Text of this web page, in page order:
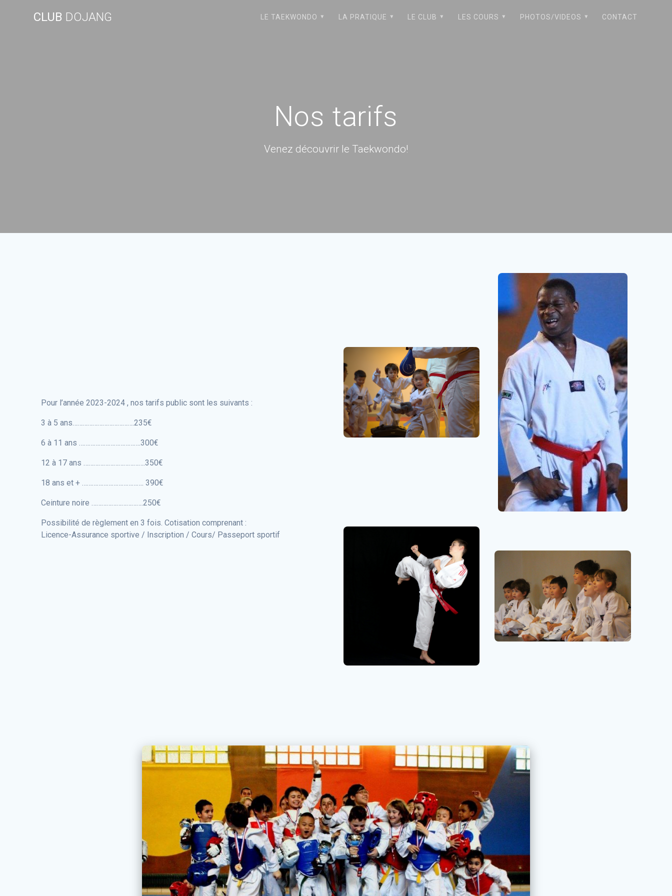
CLUB DOJANG LE TAEKWONDO LA PRATIQUE LE CLUB LES COURS PHOTOS/VIDEOS CONTACT
Nos tarifs
Venez découvrir le Taekwondo!
Pour l’année 2023-2024 , nos tarifs public sont les suivants :
3 à 5 ans……………………………….235€
6 à 11 ans ……………………………….300€
12 à 17 ans ……………………………….350€
18 ans et + ………………………………. 390€
Ceinture noire ………………………….250€
Possibilité de règlement en 3 fois. Cotisation comprenant :
Licence-Assurance sportive / Inscription / Cours/ Passeport sportif